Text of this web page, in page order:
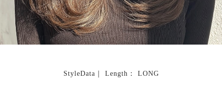
StyleData｜ Length： LONG